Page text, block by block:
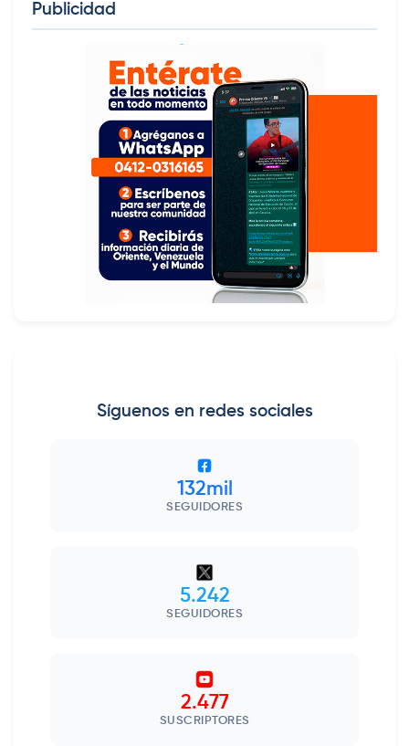
Publicidad
Síguenos en redes sociales
132mil
SEGUIDORES
5.242
SEGUIDORES
2.477
SUSCRIPTORES